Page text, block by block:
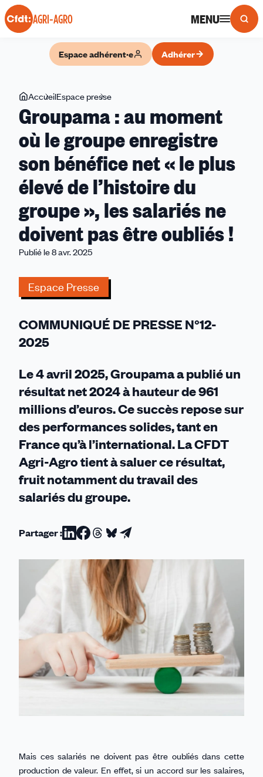
Panneau de gestion des cookies
AGRI-AGRO MENU
Espace adhérent·e Adhérer
Vous
êtes
ici
AccueilEspace presse
moment
où
le
groupe
son
bénéfice
net
l’histoire
»,
les
salariés
ne
doivent
pas
être
oubliés
!
Groupama : au moment
où le groupe enregistre
son bénéfice net « le plus
élevé de l’histoire du
groupe », les salariés ne
doivent pas être oubliés !
Publié le 8 avr. 2025
Espace Presse
COMMUNIQUÉ DE PRESSE N°12-
2025
Le 4 avril 2025, Groupama a publié un
résultat net 2024 à hauteur de 961
millions d’euros. Ce succès repose sur
des performances solides, tant en
France qu’à l’international. La CFDT
Agri-Agro tient à saluer ce résultat,
fruit notamment du travail des
salariés du groupe.
Partager :Partager
sur
Linkedin
Partager
sur
Facebook
Partager
sur
Threads
Partager
sur
Bluesky
Partager
par
email
Mais ces salariés ne doivent pas être oubliés dans cette
production de valeur. En effet, si un accord sur les salaires,